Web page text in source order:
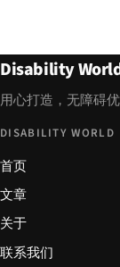
Disability
用心打造，无障碍优
DISABILITY WORLD
首页
文章
关于
联系我们